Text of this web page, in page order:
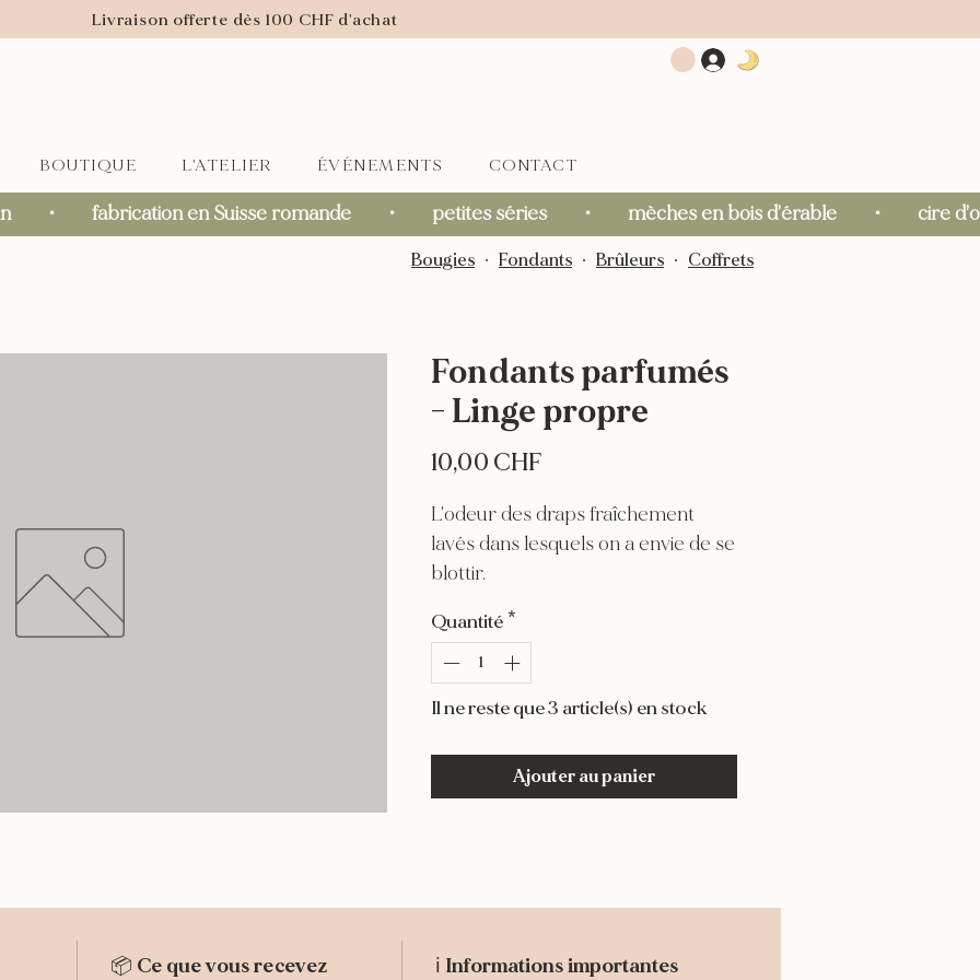
Livraison offerte dès 100 CHF d'achat
BOUTIQUE L'ATELIER ÉVÉNEMENTS CONTACT
・       fabrication en Suisse romande       ・       petites séries       ・       mèches en bois d’érable       ・
Bougies ∙ Fondants ∙ Brûleurs ∙ Coffrets
Fondants parfumés
- Linge propre
10,00 CHFPrix
L'odeur des draps fraîchement
lavés dans lesquels on a envie de se
blottir.
Quantité*
Il ne reste que 3 article(s) en stock
Ajouter au panier
📦 Ce que vous recevez ℹ️ Informations importantes